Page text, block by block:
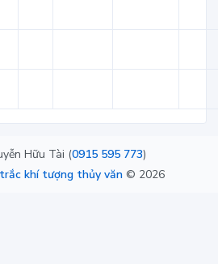
Hữu Tài (0915 595 773)
khí tượng thủy văn © 2026